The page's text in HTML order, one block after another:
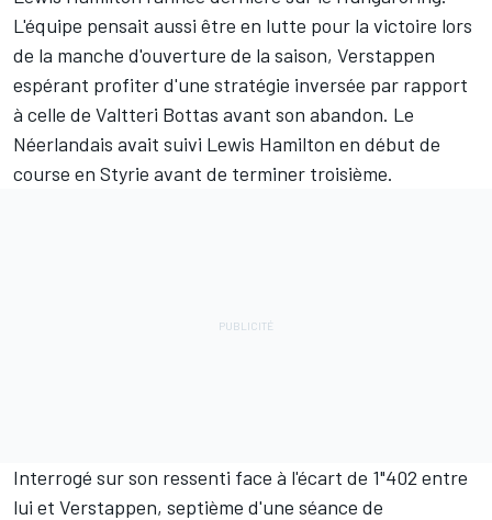
L'équipe pensait aussi être en lutte pour la victoire lors
de la manche d'ouverture de la saison, Verstappen
espérant profiter d'une stratégie inversée par rapport
à celle de Valtteri Bottas avant son abandon. Le
Néerlandais avait suivi Lewis Hamilton en début de
course en Styrie avant de terminer troisième.
Interrogé sur son ressenti face à l'écart de 1"402 entre
lui et Verstappen, septième d'une séance de